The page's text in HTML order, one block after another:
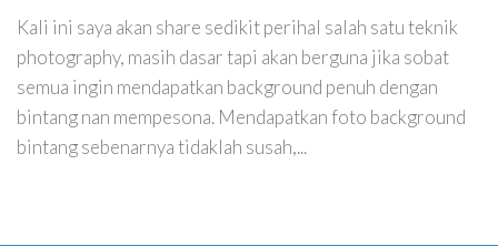
Kali ini saya akan share sedikit perihal salah satu teknik
photography, masih dasar tapi akan berguna jika sobat
semua ingin mendapatkan background penuh dengan
bintang nan mempesona. Mendapatkan foto background
bintang sebenarnya tidaklah susah,...